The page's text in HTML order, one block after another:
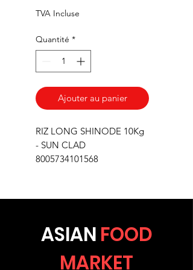
TVA Incluse
Quantité *
Ajouter au panier
RIZ LONG SHINODE 10Kg
- SUN CLAD
8005734101568
ASIAN FOOD
MARKET